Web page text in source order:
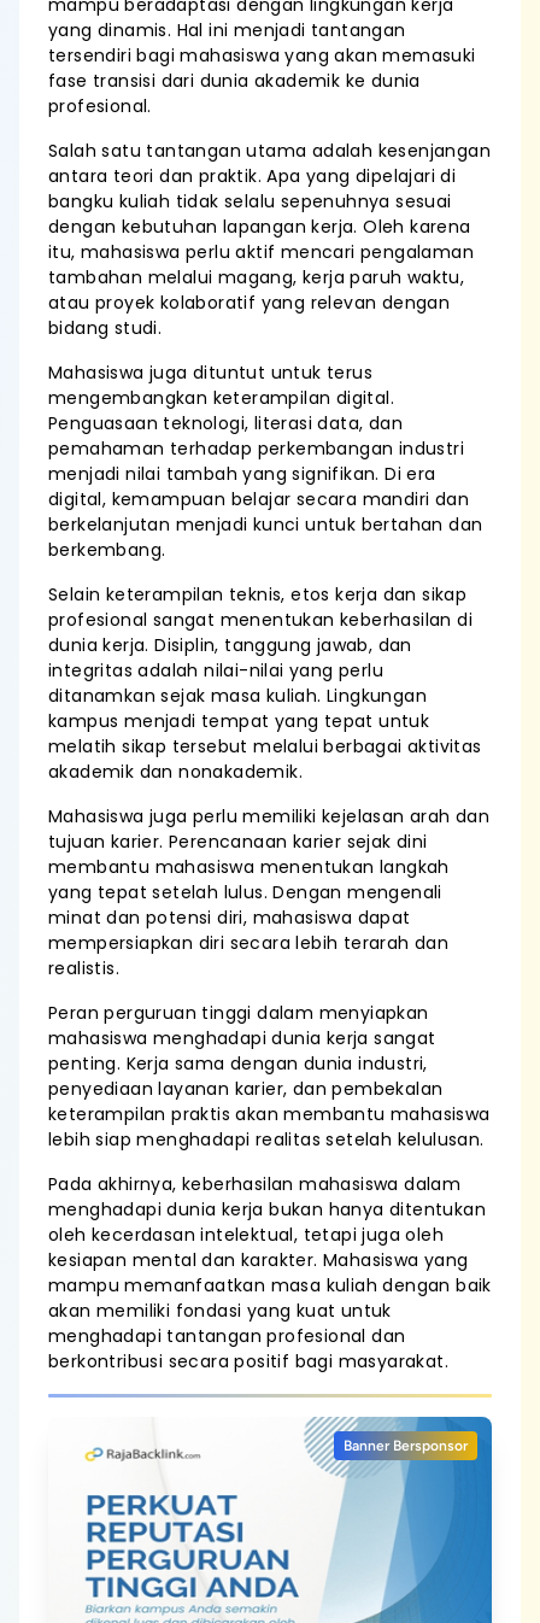
mampu beradaptasi dengan lingkungan kerja
yang dinamis. Hal ini menjadi tantangan
tersendiri bagi mahasiswa yang akan memasuki
fase transisi dari dunia akademik ke dunia
profesional.
Salah satu tantangan utama adalah kesenjangan
antara teori dan praktik. Apa yang dipelajari di
bangku kuliah tidak selalu sepenuhnya sesuai
dengan kebutuhan lapangan kerja. Oleh karena
itu, mahasiswa perlu aktif mencari pengalaman
tambahan melalui magang, kerja paruh waktu,
atau proyek kolaboratif yang relevan dengan
bidang studi.
Mahasiswa juga dituntut untuk terus
mengembangkan keterampilan digital.
Penguasaan teknologi, literasi data, dan
pemahaman terhadap perkembangan industri
menjadi nilai tambah yang signifikan. Di era
digital, kemampuan belajar secara mandiri dan
berkelanjutan menjadi kunci untuk bertahan dan
berkembang.
Selain keterampilan teknis, etos kerja dan sikap
profesional sangat menentukan keberhasilan di
dunia kerja. Disiplin, tanggung jawab, dan
integritas adalah nilai-nilai yang perlu
ditanamkan sejak masa kuliah. Lingkungan
kampus menjadi tempat yang tepat untuk
melatih sikap tersebut melalui berbagai aktivitas
akademik dan nonakademik.
Mahasiswa juga perlu memiliki kejelasan arah dan
tujuan karier. Perencanaan karier sejak dini
membantu mahasiswa menentukan langkah
yang tepat setelah lulus. Dengan mengenali
minat dan potensi diri, mahasiswa dapat
mempersiapkan diri secara lebih terarah dan
realistis.
Peran perguruan tinggi dalam menyiapkan
mahasiswa menghadapi dunia kerja sangat
penting. Kerja sama dengan dunia industri,
penyediaan layanan karier, dan pembekalan
keterampilan praktis akan membantu mahasiswa
lebih siap menghadapi realitas setelah kelulusan.
Pada akhirnya, keberhasilan mahasiswa dalam
menghadapi dunia kerja bukan hanya ditentukan
oleh kecerdasan intelektual, tetapi juga oleh
kesiapan mental dan karakter. Mahasiswa yang
mampu memanfaatkan masa kuliah dengan baik
akan memiliki fondasi yang kuat untuk
menghadapi tantangan profesional dan
berkontribusi secara positif bagi masyarakat.
Banner Bersponsor